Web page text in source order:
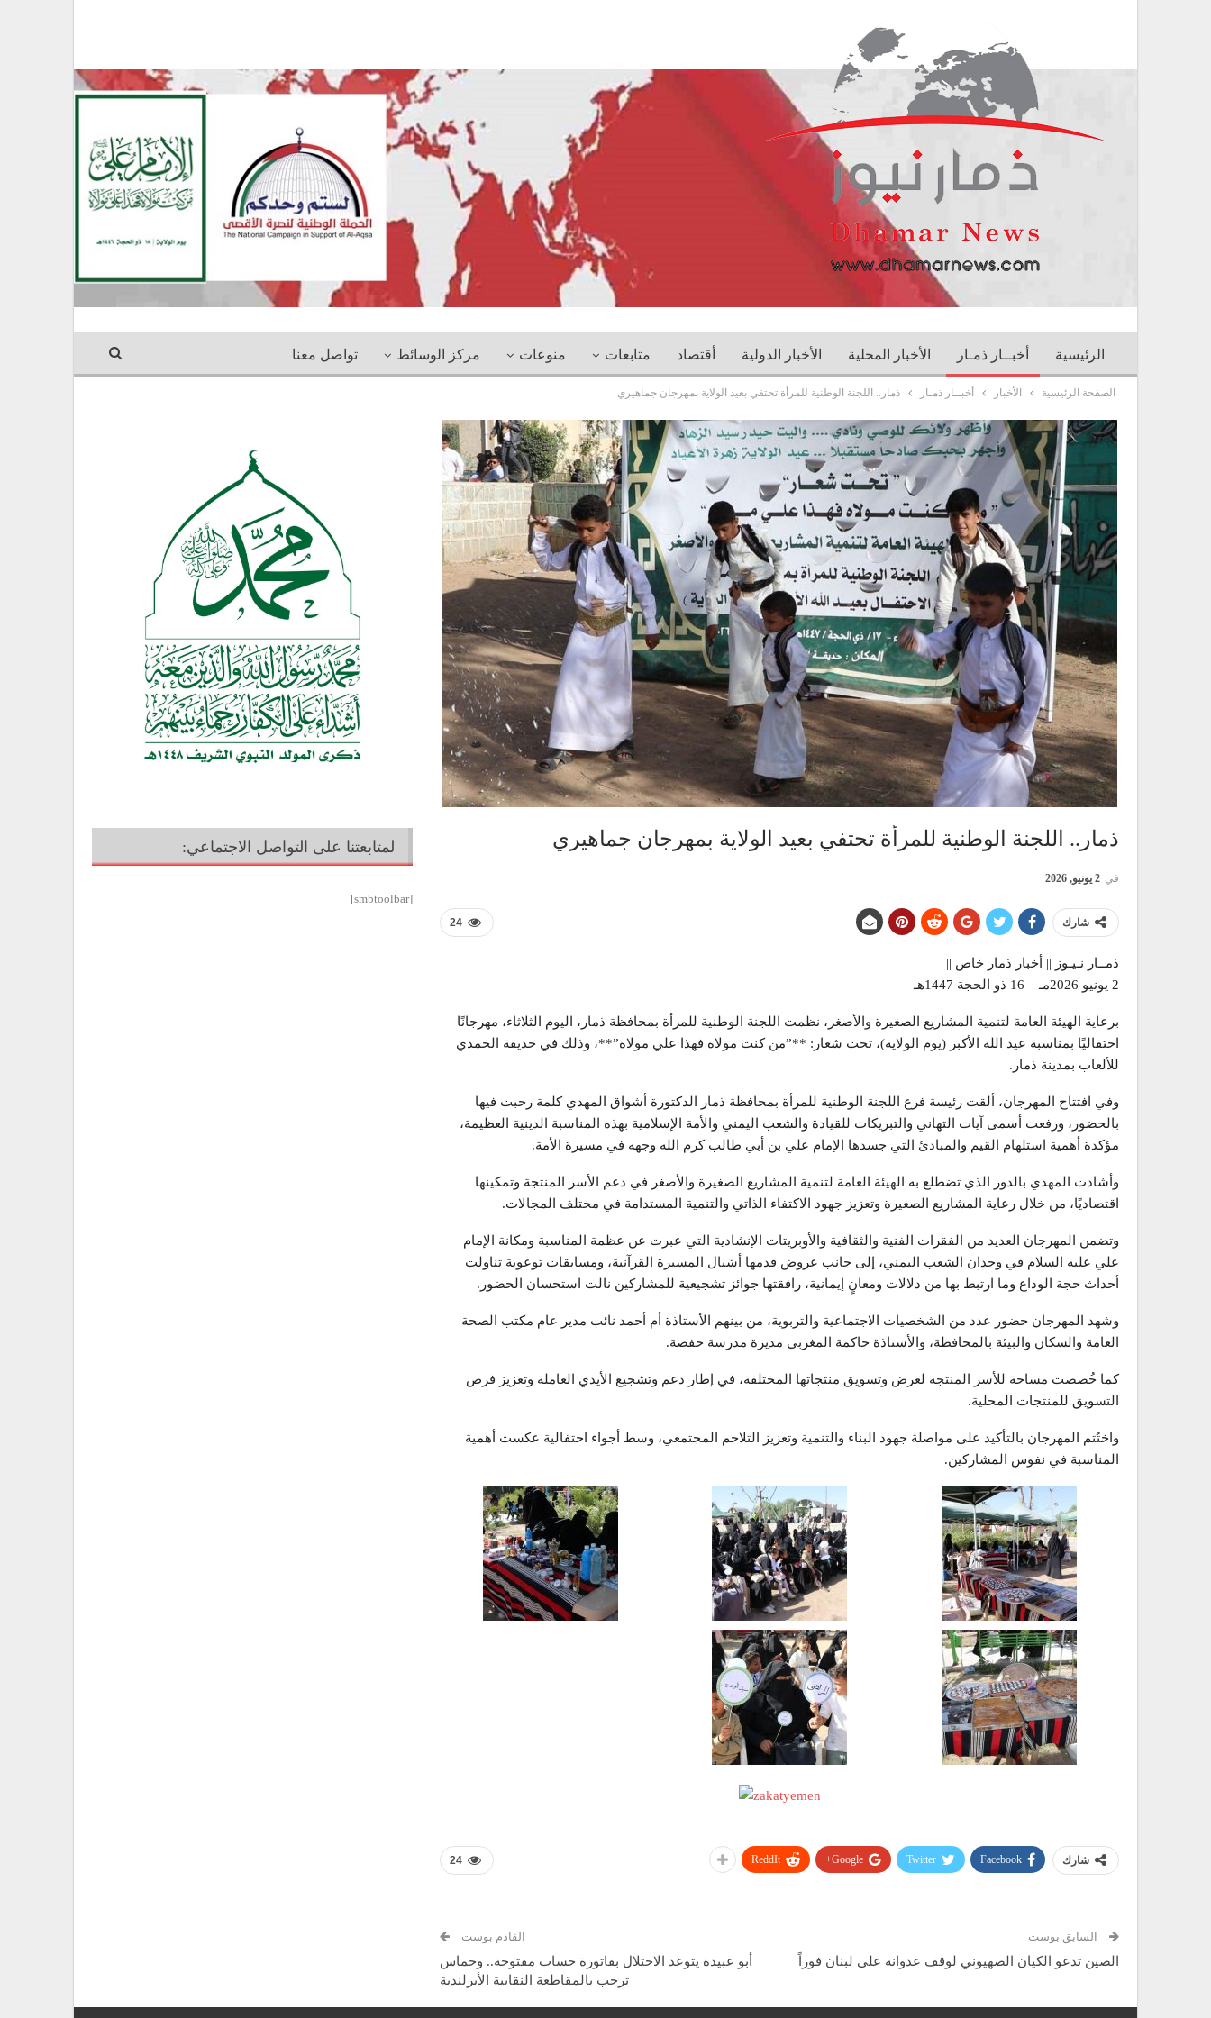
الرئيسية أخبــار ذمـار الأخبار المحلية الأخبار الدولية أقتصاد متابعات منوعات مركز الوسائط تواصل معنا
الصفحة الرئيسية الأخبار أخبــار ذمـار ذمار.. اللجنة الوطنية للمرأة تحتفي بعيد الولاية بمهرجان جماهيري
ذمار.. اللجنة الوطنية للمرأة تحتفي بعيد الولاية بمهرجان جماهيري
في 2 يونيو, 2026
24 شارك
ذمــار نـيـوز || أخبار ذمار خاص ||
2 يونيو 2026مـ – 16 ذو الحجة 1447هـ
برعاية الهيئة العامة لتنمية المشاريع الصغيرة والأصغر، نظمت اللجنة الوطنية للمرأة بمحافظة ذمار، اليوم الثلاثاء، مهرجانًا
احتفاليًا بمناسبة عيد الله الأكبر (يوم الولاية)، تحت شعار: **”من كنت مولاه فهذا علي مولاه”**، وذلك في حديقة الحمدي
للألعاب بمدينة ذمار.
وفي افتتاح المهرجان، ألقت رئيسة فرع اللجنة الوطنية للمرأة بمحافظة ذمار الدكتورة أشواق المهدي كلمة رحبت فيها
بالحضور، ورفعت أسمى آيات التهاني والتبريكات للقيادة والشعب اليمني والأمة الإسلامية بهذه المناسبة الدينية العظيمة،
مؤكدة أهمية استلهام القيم والمبادئ التي جسدها الإمام علي بن أبي طالب كرم الله وجهه في مسيرة الأمة.
وأشادت المهدي بالدور الذي تضطلع به الهيئة العامة لتنمية المشاريع الصغيرة والأصغر في دعم الأسر المنتجة وتمكينها
اقتصاديًا، من خلال رعاية المشاريع الصغيرة وتعزيز جهود الاكتفاء الذاتي والتنمية المستدامة في مختلف المجالات.
وتضمن المهرجان العديد من الفقرات الفنية والثقافية والأوبريتات الإنشادية التي عبرت عن عظمة المناسبة ومكانة الإمام
علي عليه السلام في وجدان الشعب اليمني، إلى جانب عروض قدمها أشبال المسيرة القرآنية، ومسابقات توعوية تناولت
أحداث حجة الوداع وما ارتبط بها من دلالات ومعانٍ إيمانية، رافقتها جوائز تشجيعية للمشاركين نالت استحسان الحضور.
وشهد المهرجان حضور عدد من الشخصيات الاجتماعية والتربوية، من بينهم الأستاذة أم أحمد نائب مدير عام مكتب الصحة
العامة والسكان والبيئة بالمحافظة، والأستاذة حاكمة المغربي مديرة مدرسة حفصة.
كما خُصصت مساحة للأسر المنتجة لعرض وتسويق منتجاتها المختلفة، في إطار دعم وتشجيع الأيدي العاملة وتعزيز فرص
التسويق للمنتجات المحلية.
واختُتم المهرجان بالتأكيد على مواصلة جهود البناء والتنمية وتعزيز التلاحم المجتمعي، وسط أجواء احتفالية عكست أهمية
المناسبة في نفوس المشاركين.
24 شارك Facebook
Twitter
Google+
ReddIt
السابق بوست
الصين تدعو الكيان الصهيوني لوقف عدوانه على لبنان فوراً
القادم بوست
أبو عبيدة يتوعد الاحتلال بفاتورة حساب مفتوحة.. وحماس
ترحب بالمقاطعة النقابية الأيرلندية
لمتابعتنا على التواصل الاجتماعي:
[smbtoolbar]